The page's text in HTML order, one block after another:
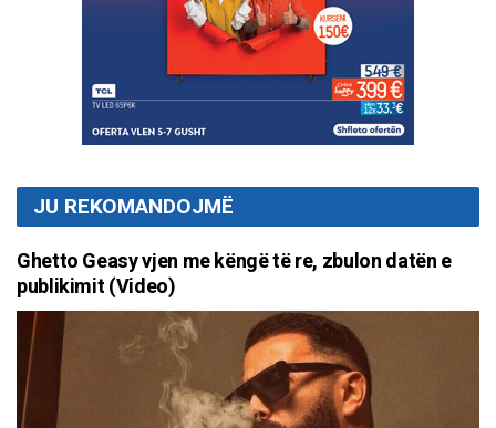
JU REKOMANDOJMË
Ghetto Geasy vjen me këngë të re, zbulon datën e
publikimit (Video)